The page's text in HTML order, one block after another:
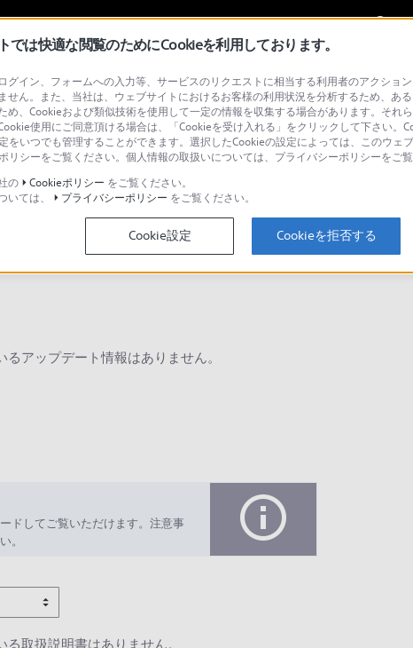
合わせ プロフェッショナル／業務用
取扱説明書 Q&A
アップデート情報はありません。
ドしてご覧いただけます。注意事
。
取扱説明書はありません。
では快適な閲覧のためにCookieを利用しております。
グイン、フォームへの入力等、サービスのリクエストに相当する利用者のアクショ
せん。また、当社は、ウェブサイトにおけるお客様の利用状況を分析するため、あ
め、Cookieおよび類似技術を使用して一定の情報を収集する場合があります。それ
使用にご同意頂ける場合は、「Cookieを受け入れる」をクリックして下さい。
をいつでも管理することができます。選択したCookieの設定によっては、このウ
リシーをご覧ください。個人情報の取扱いについては、プライバシーポリシーをご覧
の
Cookieポリシー をご覧ください。
いては、
プライバシーポリシー をご覧ください。
Cookie設定 Cookieを拒否する